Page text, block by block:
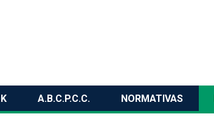
A.B.C.P.C.C. NORMATIVAS